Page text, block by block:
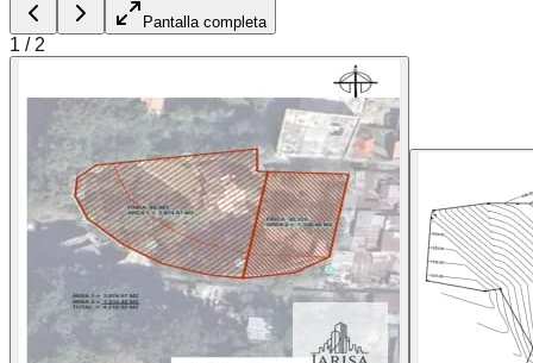
Pantalla completa
1 / 2